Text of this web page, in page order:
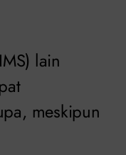
lain
meskipun